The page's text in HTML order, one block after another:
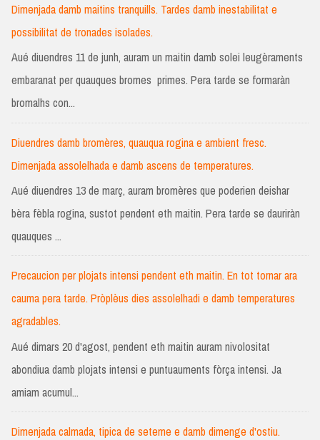
Dimenjada damb maitins tranquills. Tardes damb inestabilitat e
possibilitat de tronades isolades.
Aué diuendres 11 de junh, auram un maitin damb solei leugèraments
embaranat per quauques bromes primes. Pera tarde se formaràn
bromalhs con...
Diuendres damb bromères, quauqua rogina e ambient fresc.
Dimenjada assolelhada e damb ascens de temperatures.
Aué diuendres 13 de març, auram bromères que poderien deishar
bèra fèbla rogina, sustot pendent eth maitin. Pera tarde se dauriràn
quauques ...
Precaucion per plojats intensi pendent eth maitin. En tot tornar ara
cauma pera tarde. Pròplèus dies assolelhadi e damb temperatures
agradables.
Aué dimars 20 d'agost, pendent eth maitin auram nivolositat
abondiua damb plojats intensi e puntuauments fòrça intensi. Ja
amiam acumul...
Dimenjada calmada, tipica de seteme e damb dimenge d'ostiu.